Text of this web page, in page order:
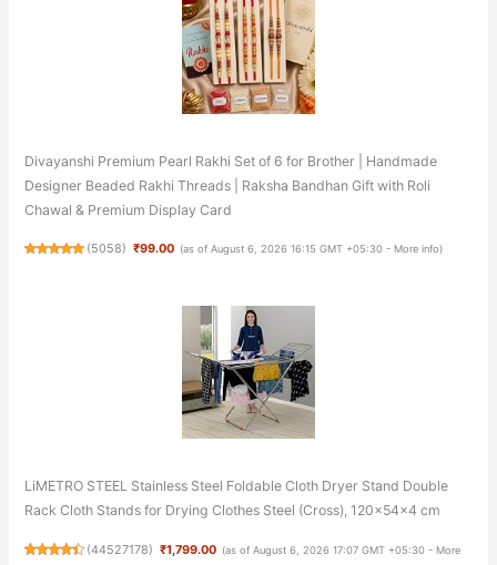
Divayanshi Premium Pearl Rakhi Set of 6 for Brother | Handmade
Designer Beaded Rakhi Threads | Raksha Bandhan Gift with Roli
Chawal & Premium Display Card
(5058) ₹99.00 (as of August 6, 2026 16:15 GMT +05:30 - More info)
LiMETRO STEEL Stainless Steel Foldable Cloth Dryer Stand Double
Rack Cloth Stands for Drying Clothes Steel (Cross), 120x54x4 cm
(44527178) ₹1,799.00 (as of August 6, 2026 17:07 GMT +05:30 - More